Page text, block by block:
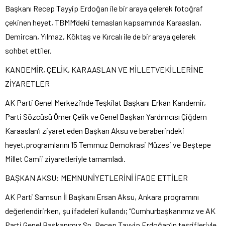
Başkanı Recep Tayyip Erdoğan ile bir araya gelerek fotoğraf
çekinen heyet, TBMM’deki temasları kapsamında Karaaslan,
Demircan, Yılmaz, Köktaş ve Kırcalı ile de bir araya gelerek
sohbet ettiler.
KANDEMİR, ÇELİK, KARAASLAN VE MİLLETVEKİLLERİNE
ZİYARETLER
AK Parti Genel Merkezi’nde Teşkilat Başkanı Erkan Kandemir,
Parti Sözcüsü Ömer Çelik ve Genel Başkan Yardımcısı Çiğdem
Karaaslan’ı ziyaret eden Başkan Aksu ve beraberindeki
heyet,programlarını 15 Temmuz Demokrasi Müzesi ve Beştepe
Millet Camii ziyaretleriyle tamamladı.
BAŞKAN AKSU: MEMNUNİYETLERİNİ İFADE ETTİLER
AK Parti Samsun İl Başkanı Ersan Aksu, Ankara programını
değerlendirirken, şu ifadeleri kullandı; “Cumhurbaşkanımız ve AK